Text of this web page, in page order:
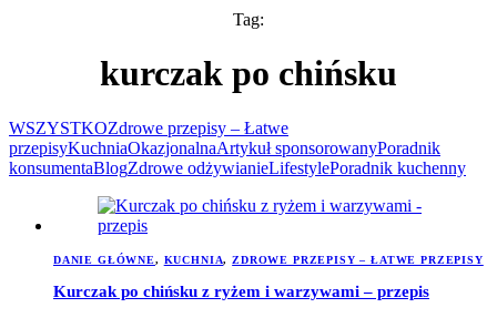
Tag:
kurczak po chińsku
WSZYSTKOZdrowe przepisy – Łatwe
przepisyKuchniaOkazjonalnaArtykuł sponsorowanyPoradnik
konsumentaBlogZdrowe odżywianieLifestylePoradnik kuchenny
DANIE GŁÓWNE, KUCHNIA,ZDROWE PRZEPISY – ŁATWE PRZEPISY
Kurczak po chińsku z ryżem i warzywami – przepis